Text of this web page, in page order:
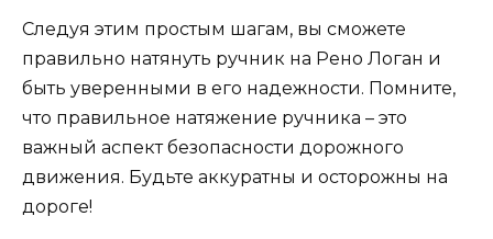
Следуя этим простым шагам, вы сможете
правильно натянуть ручник на Рено Логан и
быть уверенными в его надежности. Помните,
что правильное натяжение ручника – это
важный аспект безопасности дорожного
движения. Будьте аккуратны и осторожны на
дороге!